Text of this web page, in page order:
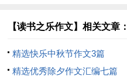
【读书之乐作文】相关文章：
精选快乐中秋节作文3篇
精选优秀除夕作文汇编七篇